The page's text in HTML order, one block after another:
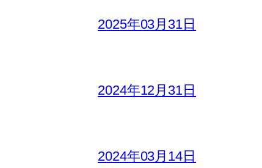
2025年03月31日
2024年12月31日
2024年03月14日